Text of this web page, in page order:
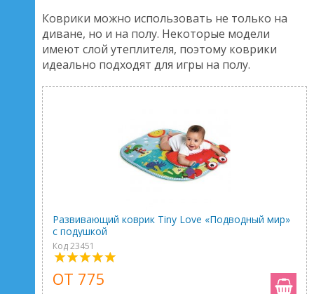
Коврики можно использовать не только на
диване, но и на полу. Некоторые модели
имеют слой утеплителя, поэтому коврики
идеально подходят для игры на полу.
Развивающий коврик Tiny Love «Подводный мир»
с подушкой
Код 23451
ОТ 775